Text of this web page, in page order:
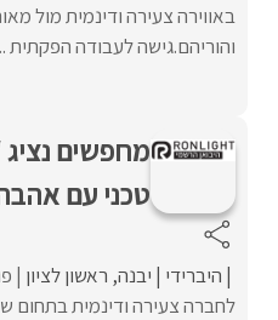
באווירה צעירה ודינמית מול
והוריהם.גישה לעבודה הפקתית
מחפשים
טכני עם
היברידי יבנה ראשון לציון
לחברה צעירה ודינמית בתחום